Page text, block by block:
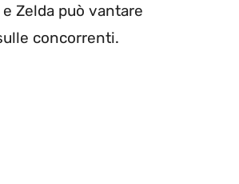
Zelda può vantare
concorrenti.